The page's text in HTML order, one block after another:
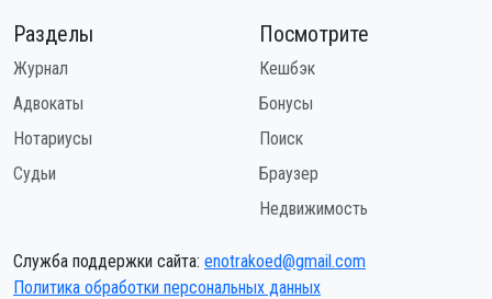
Разделы
Журнал
Адвокаты
Нотариусы
Судьи
Посмотрите
Кешбэк
Бонусы
Поиск
Браузер
Недвижимость
Служба поддержки сайта: enotrakoed@gmail.com
Политика обработки персональных данных